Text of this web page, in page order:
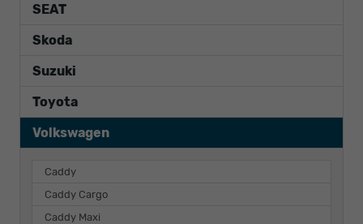
SEAT
Skoda
Suzuki
Toyota
Volkswagen
Caddy
Caddy Cargo
Caddy Maxi